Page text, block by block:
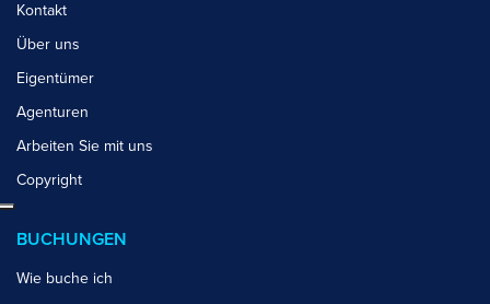
Kontakt
Über uns
Eigentümer
Agenturen
Arbeiten Sie mit uns
Copyright
BUCHUNGEN
Wie buche ich